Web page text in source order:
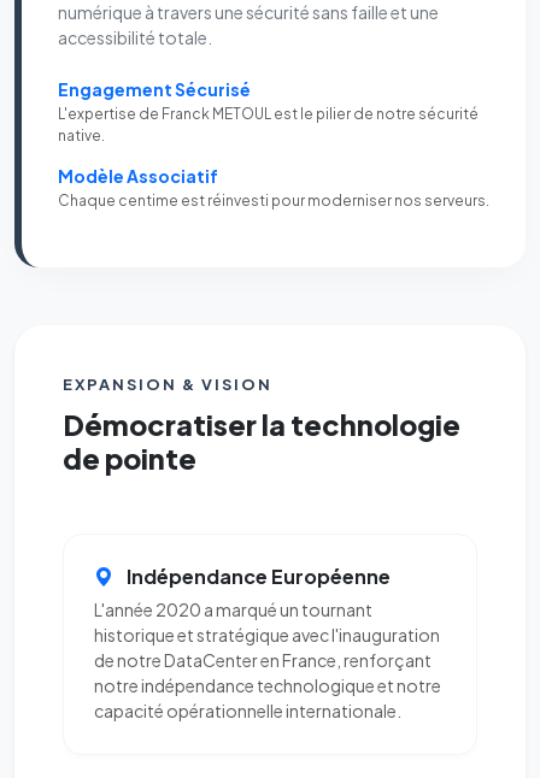
numérique à travers une sécurité sans faille et une
accessibilité totale.
Engagement Sécurisé
L'expertise de Franck METOUL est le pilier de notre sécurité
native.
Modèle Associatif
Chaque centime est réinvesti pour moderniser nos serveurs.
EXPANSION & VISION
Démocratiser la technologie
de pointe
Indépendance Européenne
L'année 2020 a marqué un tournant
historique et stratégique avec l'inauguration
de notre DataCenter en France, renforçant
notre indépendance technologique et notre
capacité opérationnelle internationale.